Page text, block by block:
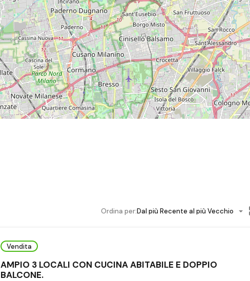
Ordina per:Dal più Recente al più Vecchio
Vendita
AMPIO 3 LOCALI CON CUCINA ABITABILE E DOPPIO
BALCONE.